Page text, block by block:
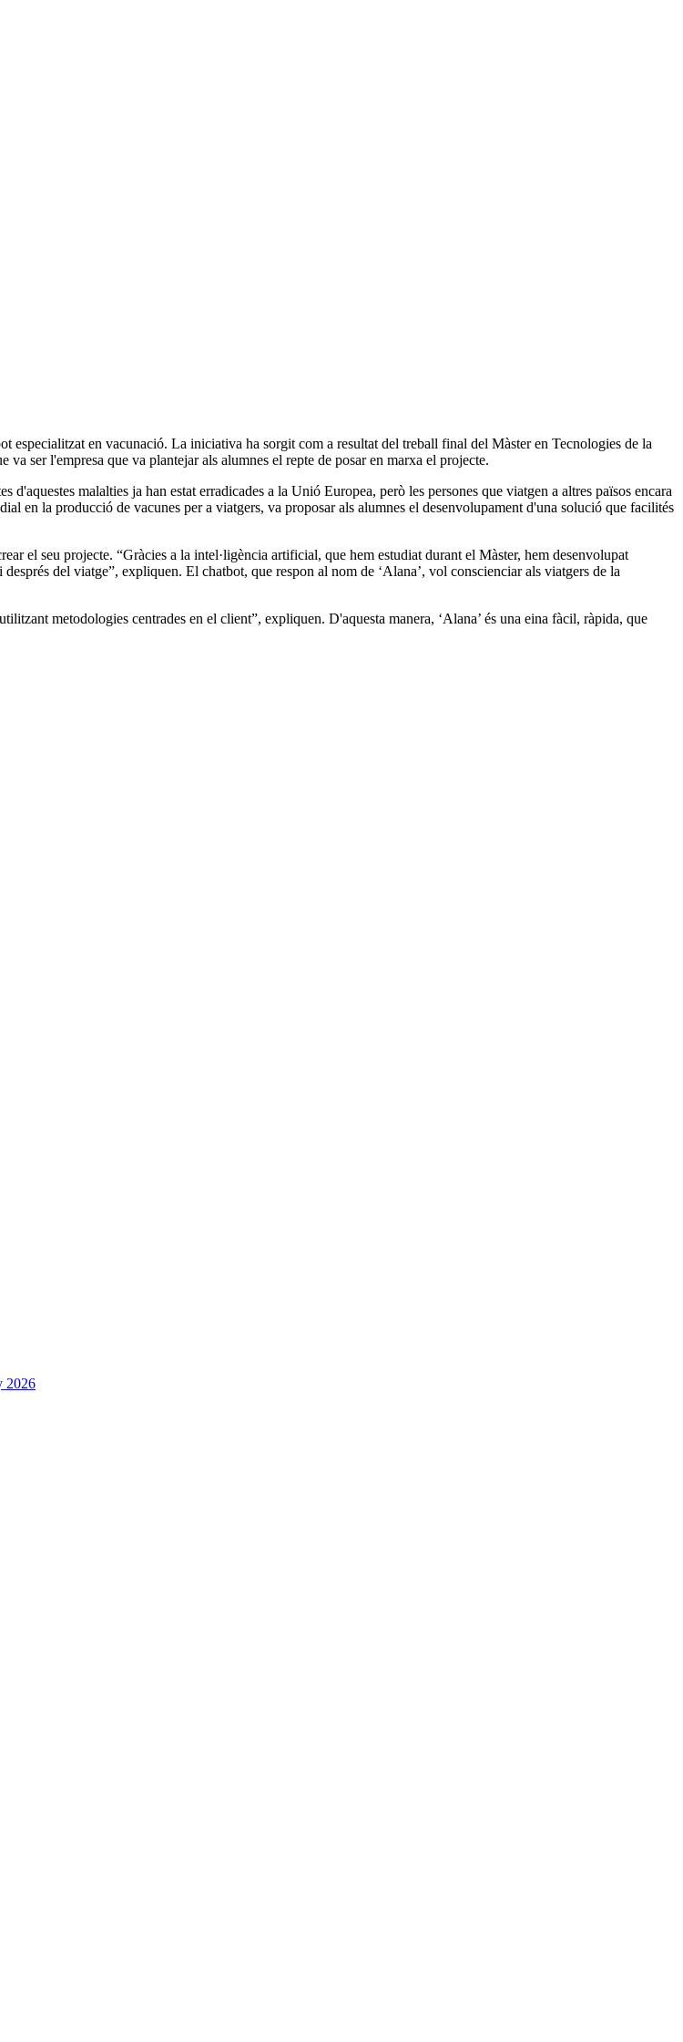
en vacunació. La iniciativa ha sorgit com a resultat del treball final del Màster en Tecnologies de la
ser l'empresa que va plantejar als alumnes el repte de posar en marxa el projecte.
malalties ja han estat erradicades a la Unió Europea, però les persones que viatgen a altres països encara
en la producció de vacunes per a viatgers, va proposar als alumnes el desenvolupament d'una solució que facilités
el seu projecte. “Gràcies a la intel·ligència artificial, que hem estudiat durant el Màster, hem desenvolupat
del viatge”, expliquen. El chatbot, que respon al nom de ‘Alana’, vol conscienciar als viatgers de la
metodologies centrades en el client”, expliquen. D'aquesta manera, ‘Alana’ és una eina fàcil, ràpida, que
2026